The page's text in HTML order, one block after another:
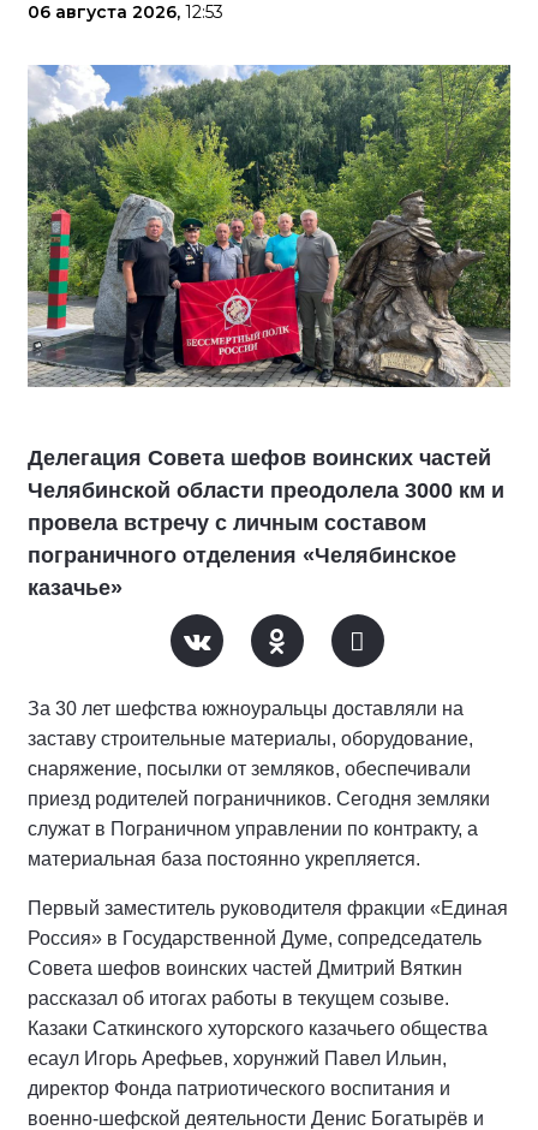
06 августа 2026, 12:53
Делегация Совета шефов воинских частей
Челябинской области преодолела 3000 км и
провела встречу с личным составом
пограничного отделения «Челябинское
казачье»
За 30 лет шефства южноуральцы доставляли на
заставу строительные материалы, оборудование,
снаряжение, посылки от земляков, обеспечивали
приезд родителей пограничников. Сегодня земляки
служат в Пограничном управлении по контракту, а
материальная база постоянно укрепляется.
Первый заместитель руководителя фракции «Единая
Россия» в Государственной Думе, сопредседатель
Совета шефов воинских частей Дмитрий Вяткин
рассказал об итогах работы в текущем созыве.
Казаки Саткинского хуторского казачьего общества
есаул Игорь Арефьев, хорунжий Павел Ильин,
директор Фонда патриотического воспитания и
военно-шефской деятельности Денис Богатырёв и